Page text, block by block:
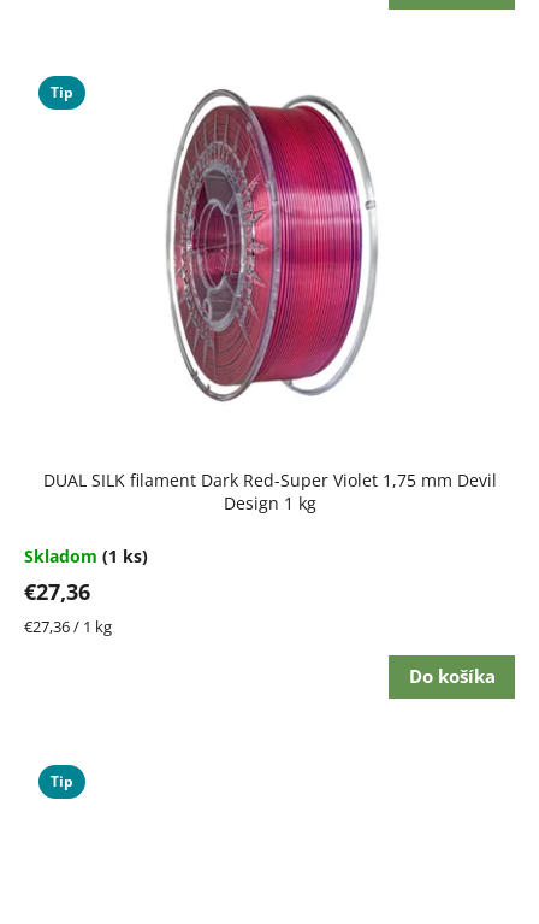
Tip
DUAL SILK filament Dark Red-Super Violet 1,75 mm Devil
Design 1 kg
Skladom (1 ks)
€27,36
Jednotková
€27,36 / 1 kg
Do košíka
Tip